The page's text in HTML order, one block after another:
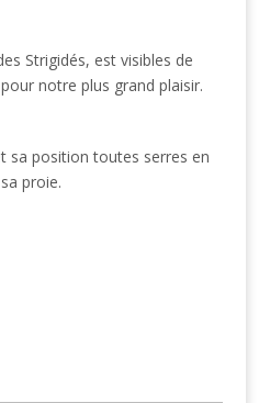
Strigidés, est visibles de
notre plus grand plaisir.
sa position toutes serres en
proie.